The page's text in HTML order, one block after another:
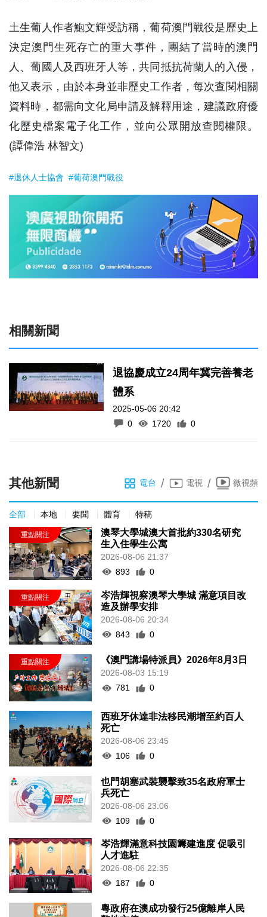
土生葡人作者鮑文輝受訪稱，葡荷澳門戰役是歷史上
決定澳門生死存亡的重大事件，團結了當時的澳門
人、葡國人及西班牙人等，共同抵抗荷蘭人的入侵，
他又表示，由於本身並非歷史工作者，每次查閱相關
資料時，都需向文化局申請及解釋用途，建議政府優
化歷史檔案電子化工作，並向公眾開放查閱權限。
(譚偉浩 林智文)
#退休人士協會 #葡荷澳門戰役
相關新聞
退協慶成立24周年冀完善養老
體系
2025-05-06 20:42
0
1720 0
其他新聞 電台 / 電視 / 微視頻
全部 本地 要聞 體育 特稿
澳琴大學城澳大首批約330名研究
生入住學生公寓
2026-08-06 21:37
893
0
岑浩輝視察澳琴大學城 滿意項目改
造及辦學安排
2026-08-06 20:34
843
0
《澳門講場特派員》2026年8月3日
2026-08-03 15:19
781
0
西班牙休達非法移民潮增至約百人
死亡
2026-08-06 23:45
106
0
也門胡塞武裝襲擊致35名政府軍士
兵死亡
2026-08-06 23:06
109
0
岑浩輝滿意科技園籌建進度 促吸引
人才進駐
2026-08-06 22:35
187
0
粵政府在澳成功發行25億離岸人民